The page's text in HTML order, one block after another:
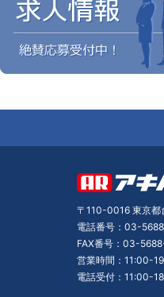
〒110-0016 東京
電話番号：03-
FAX番号：03-
営業時間：11:00-
電話受付：11:00-